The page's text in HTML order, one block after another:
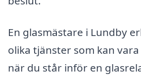
En glasmästare i Lundby
olika tjänster som kan
när du står inför en